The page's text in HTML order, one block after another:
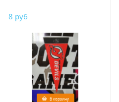
8 руб
В корзину